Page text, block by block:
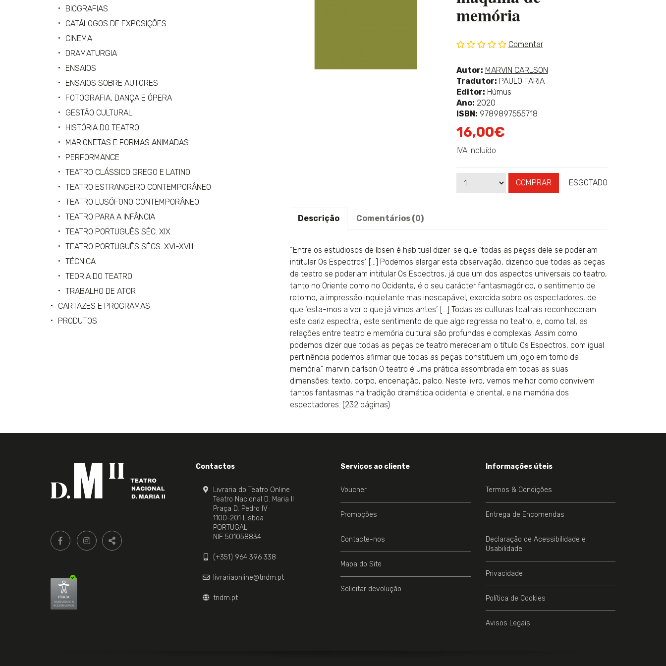
memória
classificação
Comentar
Autor: Ver
mais
sobre
MARVIN CARLSON
Tradutor: PAULO FARIA
Editor: Húmus
Ano: 2020
ISBN: 9789897555718
16,00€
IVA Incluído
Qtd COMPRAR
Disponibilidade: ESGOTADO
Descrição Comentários (0)
“Entre os estudiosos de Ibsen é habitual dizer-se que ‘todas as peças dele se poderiam
intitular Os Espectros’. […] Podemos alargar esta observação, dizendo que todas as peças
de teatro se poderiam intitular Os Espectros, já que um dos aspectos universais do teatro,
tanto no Oriente como no Ocidente, é o seu carácter fantasmagórico, o sentimento de
retorno, a impressão inquietante mas inescapável, exercida sobre os espectadores, de
que ‘esta-mos a ver o que já vimos antes’. […] Todas as culturas teatrais reconheceram
este cariz espectral, este sentimento de que algo regressa no teatro, e, como tal, as
relações entre teatro e memória cultural são profundas e complexas. Assim como
podemos dizer que todas as peças de teatro mereceriam o título Os Espectros, com igual
pertinência podemos afirmar que todas as peças constituem um jogo em torno da
memória.” marvin carlson O teatro é uma prática assombrada em todas as suas
dimensões: texto, corpo, encenação, palco. Neste livro, vemos melhor como convivem
tantos fantasmas na tradição dramática ocidental e oriental, e na memória dos
espectadores. (232 páginas)
BIOGRAFIAS
CATÁLOGOS DE EXPOSIÇÕES
CINEMA
DRAMATURGIA
ENSAIOS
ENSAIOS SOBRE AUTORES
FOTOGRAFIA, DANÇA E ÓPERA
GESTÃO CULTURAL
HISTÓRIA DO TEATRO
MARIONETAS E FORMAS ANIMADAS
PERFORMANCE
TEATRO CLÁSSICO GREGO E LATINO
TEATRO ESTRANGEIRO CONTEMPORÂNEO
TEATRO LUSÓFONO CONTEMPORÂNEO
TEATRO PARA A INFÂNCIA
TEATRO PORTUGUÊS SÉC. XIX
TEATRO PORTUGUÊS SÉCS. XVI-XVIII
TÉCNICA
TEORIA DO TEATRO
TRABALHO DE ATOR
CARTAZES E PROGRAMAS
PRODUTOS
Siga-
nos:
FACEBOOK LIVRARIA DO TEATRO ONLINE.
INSTAGRAM LIVRARIA DO TEATRO ONLINE.
PARTILHAR
Contactos
Livraria do Teatro Online
Teatro Nacional D. Maria II
Praça D. Pedro IV
1100-201 Lisboa
PORTUGAL
NIF 501058834
(+351) 964 396 338
livrariaonline@tndm.pt
tndm.pt
Serviços ao cliente
Voucher
Promoções
Contacte-nos
Mapa do Site
Solicitar devolução
Informações úteis
Termos & Condições
Entrega de Encomendas
Declaração de Acessibilidade e
Usabilidade
Privacidade
Política de Cookies
Avisos Legais